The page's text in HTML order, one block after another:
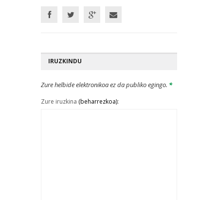
IRUZKINDU
Zure helbide elektronikoa ez da publiko egingo. *
Zure iruzkina (beharrezkoa):